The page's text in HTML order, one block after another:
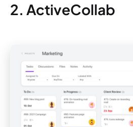
2. ActiveCollab